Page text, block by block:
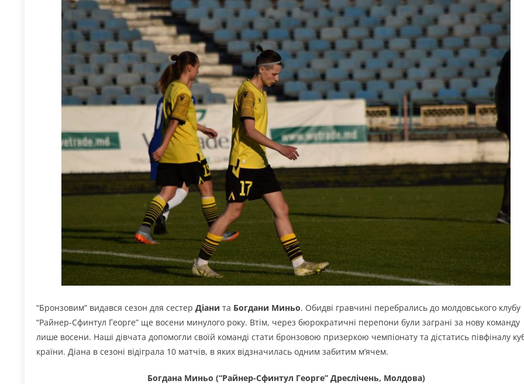
“Бронзовим” видався сезон для сестер Діани та Богдани Миньо. Обидві гравчині перебрались до молдовського клубу
“Райнер-Сфинтул Георге” ще восени минулого року. Втім, через бюрократичні перепони були заграні за нову команду
лише восени. Наші дівчата допомогли своїй команді стати бронзовою призеркою чемпіонату та дістатись півфіналу
країни. Діана в сезоні відіграла 10 матчів, в яких відзначилась одним забитим м’ячем.
Богдана Миньо (“Райнер-Сфинтул Георге” Дреслічень, Молдова)